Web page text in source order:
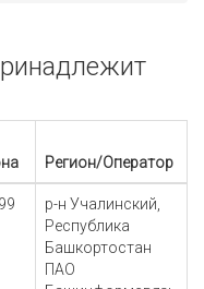
Регион/Оператор
р-н Учалинский,
Республика
Башкортостан
ПАО